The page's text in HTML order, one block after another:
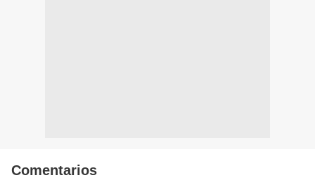
Comentarios